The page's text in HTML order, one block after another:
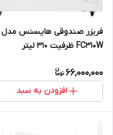
فریزر صندوقی هایسنس مدل
FC310W ظرفیت ۳۱۰ لیتر
66,000,000
افزودن به سبد